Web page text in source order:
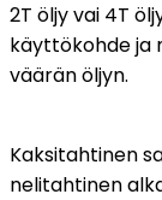
2T öljy vai 4T
käyttökohde ja
väärän öljyn.
Kaksitahtinen
nelitahtinen